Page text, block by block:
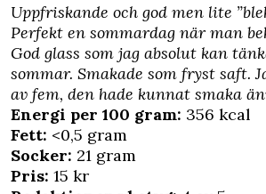
Uppfriskande och god men lite
Perfekt en sommardag när man
God glass som jag absolut kan
sommar. Smakade som fryst saft.
av fem, den hade kunnat smaka
Energi per 100 gram: 356 kcal
Fett: <0,5 gram
Socker: 21 gram
Pris: 15 kr